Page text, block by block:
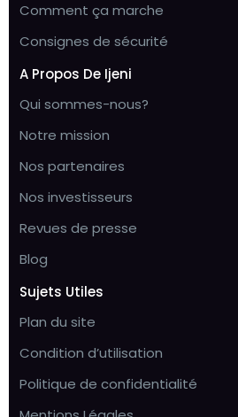
Comment ça marche
Consignes de sécurité
A Propos De Ijeni
Qui sommes-nous?
Notre mission
Nos partenaires
Nos investisseurs
Revues de presse
Blog
Sujets Utiles
Plan du site
Condition d’utilisation
Politique de confidentialité